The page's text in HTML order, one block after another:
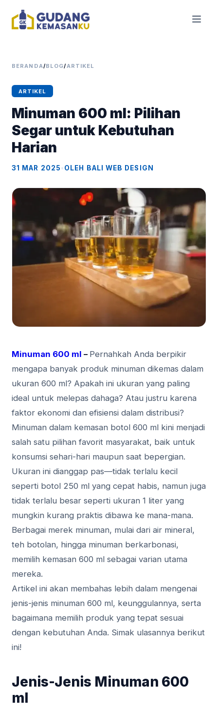
BERANDA/BLOG/ARTIKEL
ARTIKEL
Minuman 600 ml: Pilihan
Segar untuk Kebutuhan
Harian
31 MAR 2025•OLEH BALI WEB DESIGN
Minuman 600 ml – Pernahkah Anda berpikir
mengapa banyak produk minuman dikemas dalam
ukuran 600 ml? Apakah ini ukuran yang paling
ideal untuk melepas dahaga? Atau justru karena
faktor ekonomi dan efisiensi dalam distribusi?
Minuman dalam kemasan botol 600 ml kini menjadi
salah satu pilihan favorit masyarakat, baik untuk
konsumsi sehari-hari maupun saat bepergian.
Ukuran ini dianggap pas—tidak terlalu kecil
seperti botol 250 ml yang cepat habis, namun juga
tidak terlalu besar seperti ukuran 1 liter yang
mungkin kurang praktis dibawa ke mana-mana.
Berbagai merek minuman, mulai dari air mineral,
teh botolan, hingga minuman berkarbonasi,
memilih kemasan 600 ml sebagai varian utama
mereka.
Artikel ini akan membahas lebih dalam mengenai
jenis-jenis minuman 600 ml, keunggulannya, serta
bagaimana memilih produk yang tepat sesuai
dengan kebutuhan Anda. Simak ulasannya berikut
ini!
Jenis-Jenis Minuman 600
ml